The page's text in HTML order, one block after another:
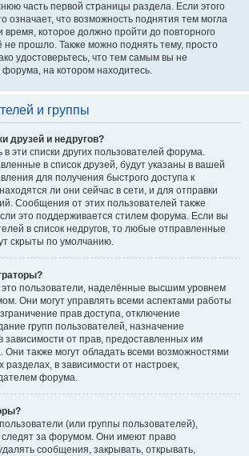
часть первой страницы раздела. Если этого
означает, что возможность поднятия тем могла
время, которое должно пройти до повторного
прошло. Также можно поднять тему, просто
удостоверьтесь, что тем самым вы не
на котором находитесь.
и группы
друзей и недругов?
эти списки других пользователей форума.
в список друзей, будут указаны в вашей
для получения быстрого доступа к
ли они сейчас в сети, и для отправки
Сообщения от этих пользователей также
это поддерживается стилем форума. Если вы
в список недругов, то любые отправленные
скрыты по умолчанию.
пользователи, наделённые высшим уровнем
Они могут управлять всеми аспектами работы
прав доступа, отключение
групп пользователей, назначение
зависимости от прав, предоставленных им
также могут обладать всеми возможностями
разделах, в зависимости от настроек,
форума.
(или группы пользователей),
за форумом. Они имеют право
сообщения, закрывать, открывать,